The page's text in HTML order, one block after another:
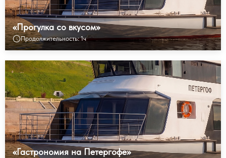
«Прогулка со вкусом»
Продолжительность: 1ч
«Гастрономия на Петергофе»